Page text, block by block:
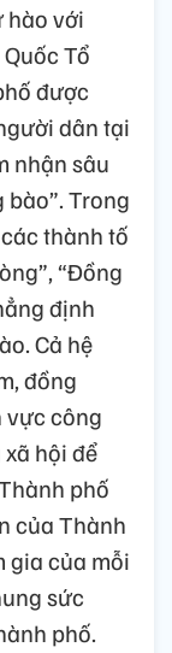
hào với
Tổ
được
dân tại
nhận sâu
Trong
thành tố
“Đồng
định
Cả hệ
đồng
vực công
hội để
phố
của Thành
gia của mỗi
sức
phố.